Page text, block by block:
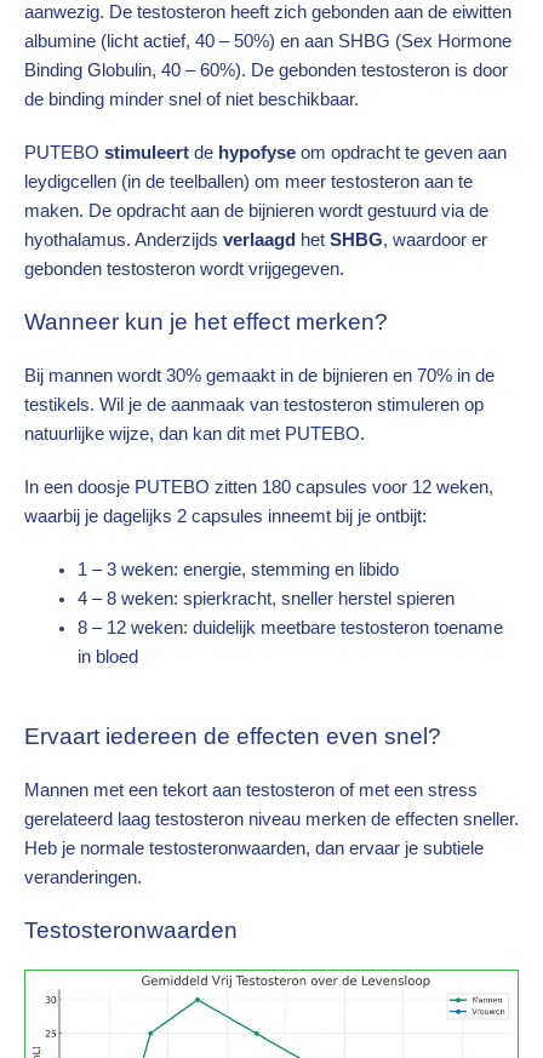
aanwezig. De testosteron heeft zich gebonden aan de eiwitten
albumine (licht actief, 40 – 50%) en aan SHBG (Sex Hormone
Binding Globulin, 40 – 60%). De gebonden testosteron is door
de binding minder snel of niet beschikbaar.
PUTEBO stimuleert de hypofyse om opdracht te geven aan
leydigcellen (in de teelballen) om meer testosteron aan te
maken. De opdracht aan de bijnieren wordt gestuurd via de
hyothalamus. Anderzijds verlaagd het SHBG, waardoor er
gebonden testosteron wordt vrijgegeven.
Wanneer kun je het effect merken?
Bij mannen wordt 30% gemaakt in de bijnieren en 70% in de
testikels. Wil je de aanmaak van testosteron stimuleren op
natuurlijke wijze, dan kan dit met PUTEBO.
In een doosje PUTEBO zitten 180 capsules voor 12 weken,
waarbij je dagelijks 2 capsules inneemt bij je ontbijt:
1 – 3 weken: energie, stemming en libido
4 – 8 weken: spierkracht, sneller herstel spieren
8 – 12 weken: duidelijk meetbare testosteron toename
in bloed
Ervaart iedereen de effecten even snel?
Mannen met een tekort aan testosteron of met een stress
gerelateerd laag testosteron niveau merken de effecten sneller.
Heb je normale testosteronwaarden, dan ervaar je subtiele
veranderingen.
Testosteronwaarden